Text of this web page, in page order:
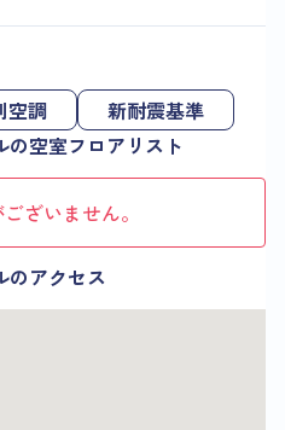
空調
新耐震基準
空室フロアリスト
ざいません。
のアクセス